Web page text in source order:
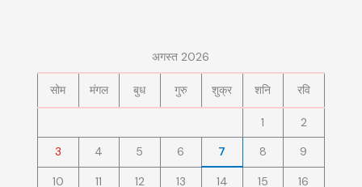
अगस्त 2026
सोम मंगल बुध गुरु शुक्र शनि रवि
1
2
3
4 5 6 7 8 9
10 11 12 13 14 15 16